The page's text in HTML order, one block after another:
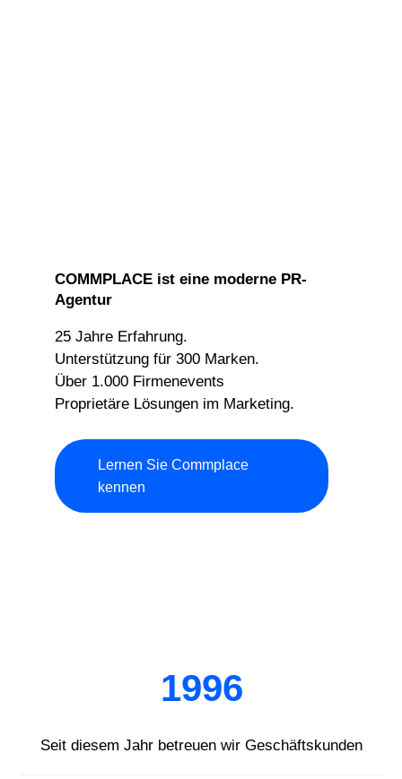
COMMPLACE ist eine moderne PR-
Agentur
25 Jahre Erfahrung.
Unterstützung für 300 Marken.
Über 1.000 Firmenevents
Proprietäre Lösungen im Marketing.
Lernen Sie Commplace
kennen
1996
Seit diesem Jahr betreuen wir Geschäftskunden